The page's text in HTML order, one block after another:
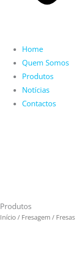
Home
Quem Somos
Produtos
Notícias
Contactos
Produtos
Início / Fresagem / Fresas